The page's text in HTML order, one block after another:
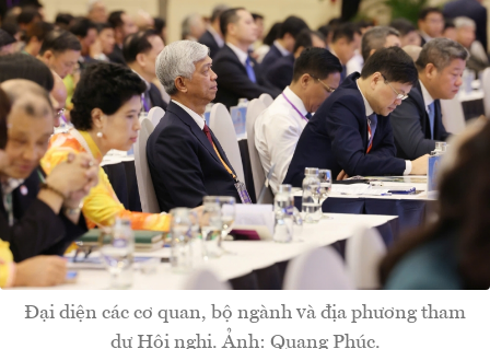
Đại diện các cơ quan, bộ ngành và địa phương tham
dự Hội nghị. Ảnh: Quang Phúc.